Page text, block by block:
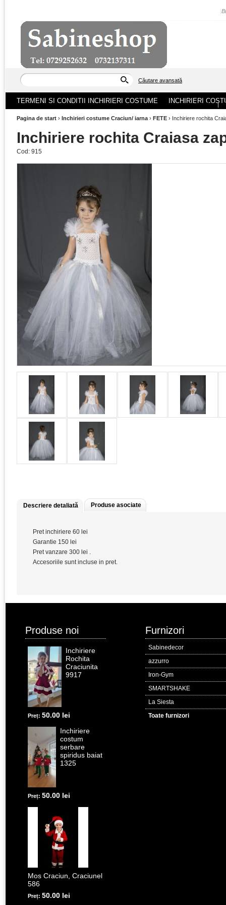
Căutare avansată
ACASA |
TERMENI SI CONDITII INCHIRIERI COSTUME INCHIRIERI
Pagina de start › Inchirieri costume Craciun/ iarna › FETE › Inchiriere rochita
Inchiriere rochita Craiasa
Cod: 915
Descriere detaliată Produse asociate
Pret inchiriere 60 lei
Garantie 150 lei
Pret vanzare 300 lei .
Accesoriile sunt incluse in pret.
Produse noi
Inchiriere
Rochita
Craciunita
9917
Preț: 50.00 lei
Inchiriere
costum
serbare
spiridus baiat
1325
Preț: 50.00 lei
Mos Craciun, Craciunel
586
Preț: 50.00 lei
Furnizori
Sabinedecor
azzurro
Iron-Gym
SMARTSHAKE
La Siesta
Toate furnizori